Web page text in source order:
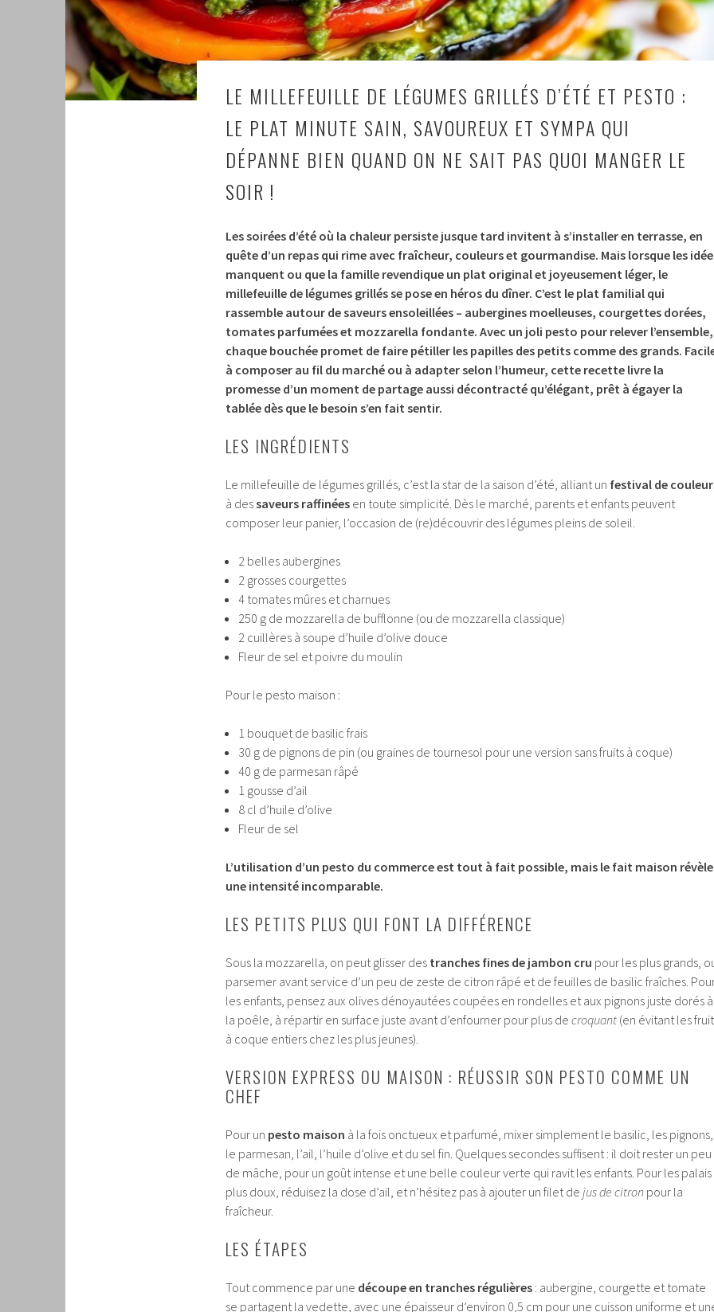
LE MILLEFEUILLE DE LÉGUMES GRILLÉS D’ÉTÉ ET PESTO :
LE PLAT MINUTE SAIN, SAVOUREUX ET SYMPA QUI
DÉPANNE BIEN QUAND ON NE SAIT PAS QUOI MANGER LE
SOIR !
Les soirées d’été où la chaleur persiste jusque tard invitent à s’installer en terrasse, en
quête d’un repas qui rime avec fraîcheur, couleurs et gourmandise. Mais lorsque les
manquent ou que la famille revendique un plat original et joyeusement léger, le
millefeuille de légumes grillés se pose en héros du dîner. C’est le plat familial qui
rassemble autour de saveurs ensoleillées – aubergines moelleuses, courgettes dorées,
tomates parfumées et mozzarella fondante. Avec un joli pesto pour relever l’ensemble,
chaque bouchée promet de faire pétiller les papilles des petits comme des grands.
à composer au fil du marché ou à adapter selon l’humeur, cette recette livre la
promesse d’un moment de partage aussi décontracté qu’élégant, prêt à égayer la
tablée dès que le besoin s’en fait sentir.
LES INGRÉDIENTS
Le millefeuille de légumes grillés, c’est la star de la saison d’été, alliant un festival de
à dessaveurs raffinées en toute simplicité. Dès le marché, parents et enfants peuvent
composer leur panier, l’occasion de (re)découvrir des légumes pleins de soleil.
2 belles aubergines
2 grosses courgettes
4 tomates mûres et charnues
250 g de mozzarella de bufflonne (ou de mozzarella classique)
2 cuillères à soupe d’huile d’olive douce
Fleur de sel et poivre du moulin
Pour le pesto maison :
1 bouquet de basilic frais
30 g de pignons de pin (ou graines de tournesol pour une version sans fruits à coque)
40 g de parmesan râpé
1 gousse d’ail
8 cl d’huile d’olive
Fleur de sel
L’utilisation d’un pesto du commerce est tout à fait possible, mais le fait maison révèle
une intensité incomparable.
LES PETITS PLUS QUI FONT LA DIFFÉRENCE
Sous la mozzarella, on peut glisser des tranches fines de jambon cru pour les plus grands,
parsemer avant service d’un peu de zeste de citron râpé et de feuilles de basilic fraîches.
les enfants, pensez aux olives dénoyautées coupées en rondelles et aux pignons juste dorés à
la poêle, à répartir en surface juste avant d’enfourner pour plus de croquant (en évitant les
à coque entiers chez les plus jeunes).
VERSION EXPRESS OU MAISON : RÉUSSIR SON PESTO COMME UN
CHEF
Pour un pesto maison à la fois onctueux et parfumé, mixer simplement le basilic, les pignons,
le parmesan, l’ail, l’huile d’olive et du sel fin. Quelques secondes suffisent : il doit rester un peu
de mâche, pour un goût intense et une belle couleur verte qui ravit les enfants. Pour les palais
plus doux, réduisez la dose d’ail, et n’hésitez pas à ajouter un filet de jus de citron pour la
fraîcheur.
LES ÉTAPES
Tout commence par une découpe en tranches régulières : aubergine, courgette et tomate
se partagent la vedette, avec une épaisseur d’environ 0,5 cm pour une cuisson uniforme et